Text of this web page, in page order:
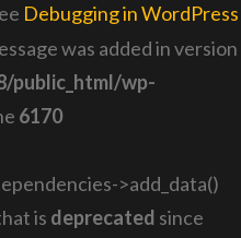
Debugging in WordPress
was added in version
public_html/wp-
6170
>add_data()
is deprecated since